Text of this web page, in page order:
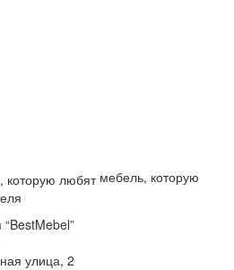
мебель, которую
улица, 2